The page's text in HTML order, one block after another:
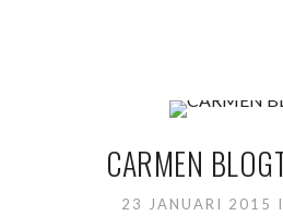
CARMEN
23 JANUARI 2015